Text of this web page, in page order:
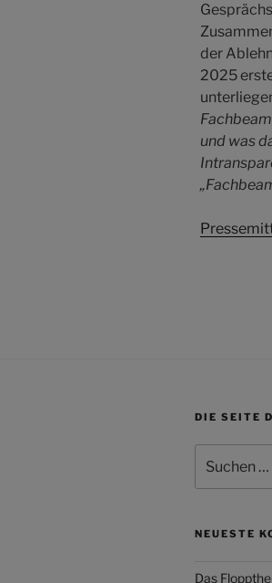
der
2025
und was
DIE SEITE
nach:
NEUESTE
Das